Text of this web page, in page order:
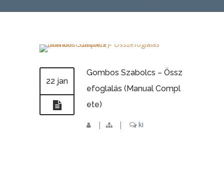
22 jan
Gombos Szabolcs – Össz
efoglalás (Manual Compl
ete)
| | ki